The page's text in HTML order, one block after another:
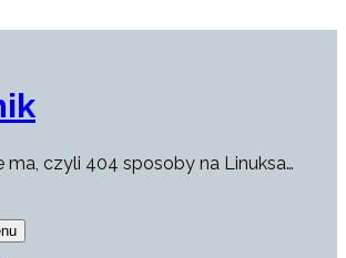
ma, czyli 404 sposoby na Linuksa…